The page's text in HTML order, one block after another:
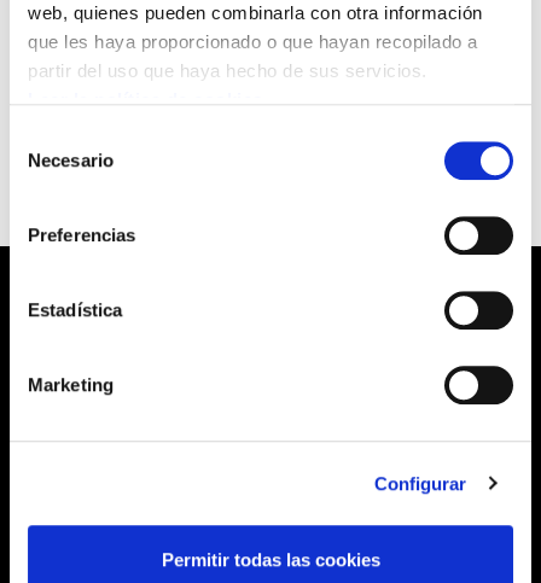
web, quienes pueden combinarla con otra información
que les haya proporcionado o que hayan recopilado a
partir del uso que haya hecho de sus servicios.
Necesario
Preferencias
Estadística
Marketing
Configurar
Permitir todas las cookies
SEDES